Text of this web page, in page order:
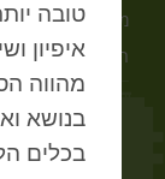
טובה
איפיון
מהווה
בנושא
בכלים
מכרזים פתוחים
הצהרת נגישות
הרשות